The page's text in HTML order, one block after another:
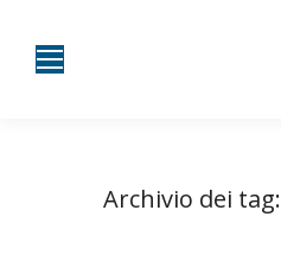
Archivio dei tag: